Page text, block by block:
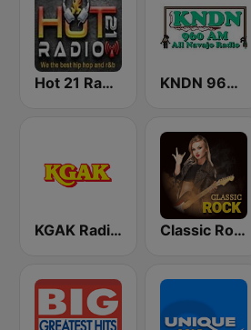
Hot 21 Radio KNDN 960 AM
KGAK Radio 1330 AM Classic Rock Station